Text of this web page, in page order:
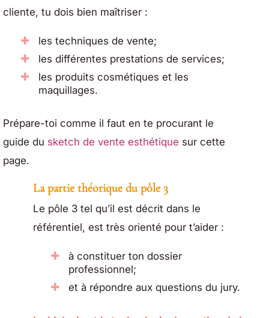
cliente, tu dois bien maîtriser :
les techniques de vente;
les différentes prestations de services;
les produits cosmétiques et les
maquillages.
Prépare-toi comme il faut en te procurant le
guide du sketch de vente esthétique sur cette
page.
La partie théorique du pôle 3
Le pôle 3 tel qu’il est décrit dans le
référentiel, est très orienté pour t’aider :
à constituer ton dossier
professionnel;
et à répondre aux questions du jury.